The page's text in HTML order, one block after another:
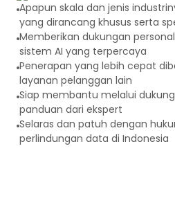
Apapun skala dan jenis
yang dirancang khusus serta
Memberikan dukungan
sistem AI yang terpercaya
Penerapan yang lebih cepat
layanan pelanggan lain
Siap membantu melalui
panduan dari ekspert
Selaras dan patuh dengan
perlindungan data di Indonesia